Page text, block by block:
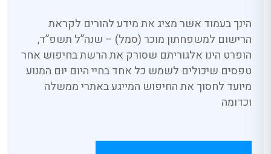
הינך בעמוד אשר מציג את מידע להורים לקראת
הרישום למשפחתון מוכר (סמל) – שנה”ל תשפ”ד,
הופרט הינו אלגוריתם שסורק את הרשת בחיפוש אחר
טפסים שיכולים לשמש כל אחד בחיי היום יום המנוע
מיועד לחסוך את החיפוש המייגע באתרי ממשלה
וכדומה